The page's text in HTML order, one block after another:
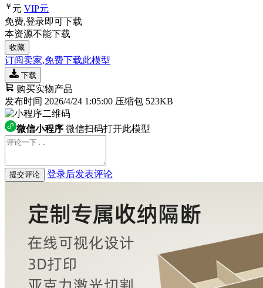
￥ 元 VIP元
免费,登录即可下载
本资源不能下载
收藏
订阅卖家,免费下载此模型
下载
购买实物产品
发布时间 2026/4/24 1:05:00 压缩包 523KB
微信小程序 微信扫码打开此模型
提交评论 登录后发表评论